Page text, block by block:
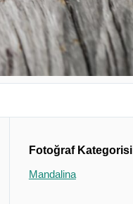
Fotoğraf Kategorisi
Mandalina